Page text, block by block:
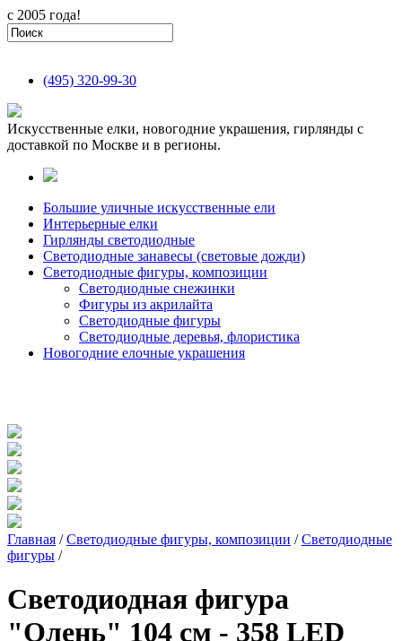
с 2005 года!
(495) 320-99-30
Искусственные елки, новогодние украшения, гирлянды с
доставкой по Москве и в регионы.
Большие уличные искусственные ели
Интерьерные елки
Гирлянды светодиодные
Светодиодные занавесы (световые дожди)
Светодиодные фигуры, композиции
Светодиодные снежинки
Фигуры из акрилайта
Светодиодные фигуры
Светодиодные деревья, флористика
Новогодние елочные украшения
Главная / Светодиодные фигуры, композиции / Светодиодные
фигуры /
Светодиодная фигура
"Олень" 104 см - 358 LED